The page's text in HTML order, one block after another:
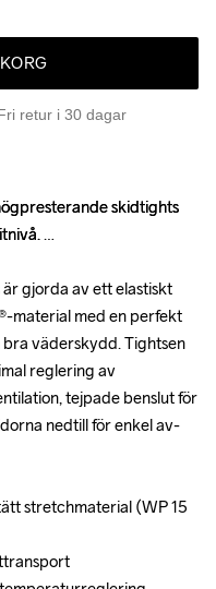
retur i 30 dagar
skidtights
gjorda av ett elastiskt
material med en perfekt
väderskydd. Tightsen
reglering av
tejpade benslut för
nedtill för enkel av-
stretchmaterial (WP 15
skidtights
gjorda av ett elastiskt
material med en perfekt
väderskydd. Tightsen
reglering av
tejpade benslut för
nedtill för enkel av-
stretchmaterial (WP 15